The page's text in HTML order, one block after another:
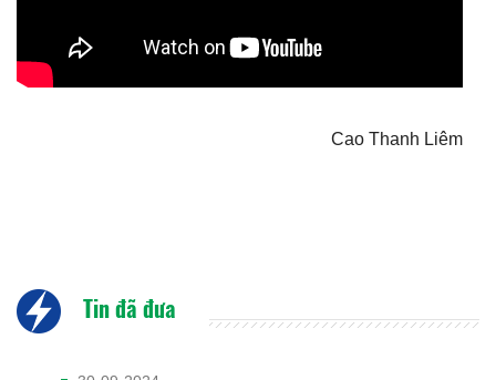
Cao Thanh Liêm
Tin đã đưa